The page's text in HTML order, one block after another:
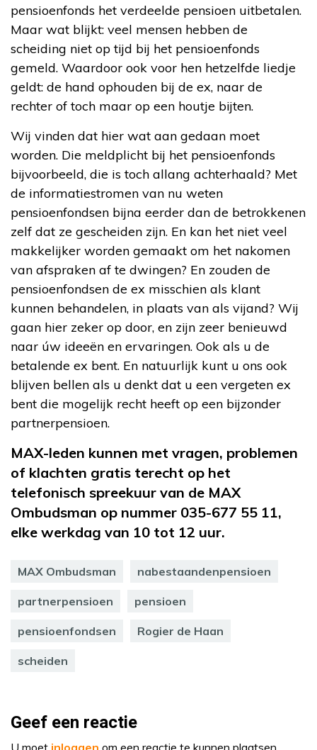
pensioenfonds het verdeelde pensioen uitbetalen.
Maar wat blijkt: veel mensen hebben de
scheiding niet op tijd bij het pensioenfonds
gemeld. Waardoor ook voor hen hetzelfde liedje
geldt: de hand ophouden bij de ex, naar de
rechter of toch maar op een houtje bijten.
Wij vinden dat hier wat aan gedaan moet
worden. Die meldplicht bij het pensioenfonds
bijvoorbeeld, die is toch allang achterhaald? Met
de informatiestromen van nu weten
pensioenfondsen bijna eerder dan de betrokkenen
zelf dat ze gescheiden zijn. En kan het niet veel
makkelijker worden gemaakt om het nakomen
van afspraken af te dwingen? En zouden de
pensioenfondsen de ex misschien als klant
kunnen behandelen, in plaats van als vijand? Wij
gaan hier zeker op door, en zijn zeer benieuwd
naar úw ideeën en ervaringen. Ook als u de
betalende ex bent. En natuurlijk kunt u ons ook
blijven bellen als u denkt dat u een vergeten ex
bent die mogelijk recht heeft op een bijzonder
partnerpensioen.
MAX-leden kunnen met vragen, problemen
of klachten gratis terecht op het
telefonisch spreekuur van de MAX
Ombudsman op nummer 035-677 55 11,
elke werkdag van 10 tot 12 uur.
MAX Ombudsman nabestaandenpensioen
partnerpensioen pensioen
pensioenfondsen Rogier de Haan
scheiden
Geef een reactie
U moet inloggen om een reactie te kunnen plaatsen.